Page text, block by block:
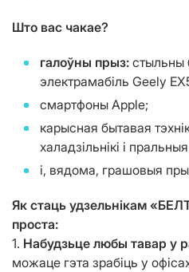
Што вас чакае?
галоўны прыз: стыльны
электрамабіль Geely
смартфоны Apple;
карысная бытавая
халадзільнікі і
і, вядома, грашовыя
Як стаць удзельнікам
проста:
1. Набудзьце любы тавар у
можаце гэта зрабіць у